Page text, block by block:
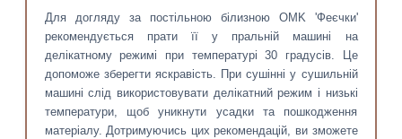
Для догляду за постільною білизною OMK 'Феєчки'
рекомендується прати її у пральній машині на
делікатному режимі при температурі 30 градусів. Це
допоможе зберегти яскравість. При сушінні у сушильній
машині слід використовувати делікатний режим і низькі
температури, щоб уникнути усадки та пошкодження
матеріалу. Дотримуючись цих рекомендацій, ви зможете